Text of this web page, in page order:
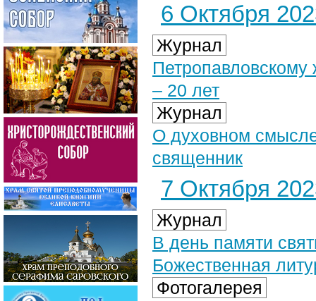
6 Октября
Журнал
– 20 лет
Журнал
О духовном
священник
7 Октября
Журнал
В день памяти
Божественная
Фотогалерея